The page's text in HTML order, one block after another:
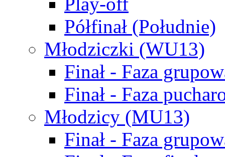
Półfinał (Południe)
Młodziczki (WU13)
Finał - Faza
Finał - Faza
Młodzicy (MU13)
Finał - Faza